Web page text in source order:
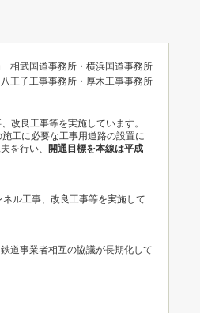
相武国道事務所・横浜国道事務所
子工事事務所・厚木工事事務所
改良工事等を実施しています。
工に必要な工事用道路の設置に
を行い、
開通目標を本線は平成
ル工事、改良工事等を実施して
道事業者相互の協議が長期化して